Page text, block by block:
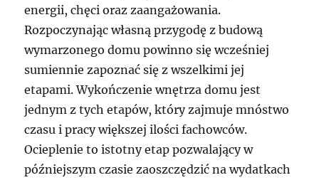
energii, chęci oraz zaangażowania.
Rozpoczynając własną przygodę z budową
wymarzonego domu powinno się wcześniej
sumiennie zapoznać się z wszelkimi jej
etapami. Wykończenie wnętrza domu jest
jednym z tych etapów, który zajmuje mnóstwo
czasu i pracy większej ilości fachowców.
Ocieplenie to istotny etap pozwalający w
późniejszym czasie zaoszczędzić na wydatkach